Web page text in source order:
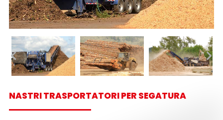
NASTRI TRASPORTATORI PER SEGATURA